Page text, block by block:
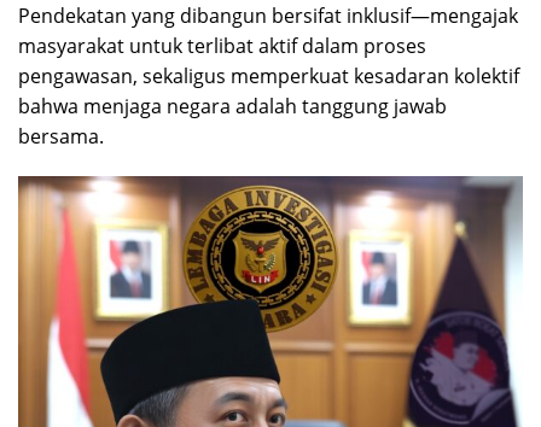
Pendekatan yang dibangun bersifat inklusif—mengajak
masyarakat untuk terlibat aktif dalam proses
pengawasan, sekaligus memperkuat kesadaran kolektif
bahwa menjaga negara adalah tanggung jawab
bersama.